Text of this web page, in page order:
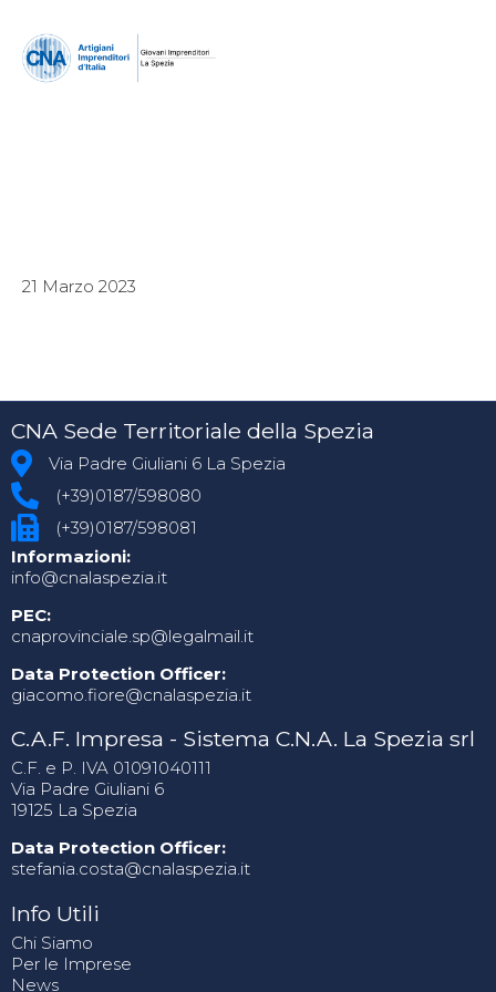
21 Marzo 2023
CNA Sede Territoriale della Spezia
Via Padre Giuliani 6 La Spezia
(+39)0187/598080
(+39)0187/598081
Informazioni:
info@cnalaspezia.it
PEC:
cnaprovinciale.sp@legalmail.it
Data Protection Officer:
giacomo.fiore@cnalaspezia.it
C.A.F. Impresa - Sistema C.N.A. La Spezia srl
C.F. e P. IVA 01091040111
Via Padre Giuliani 6
19125 La Spezia
Data Protection Officer:
stefania.costa@cnalaspezia.it
Info Utili
Chi Siamo
Per le Imprese
News